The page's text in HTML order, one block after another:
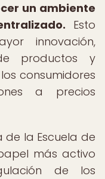
un ambiente
Esto
innovación,
productos y
consumidores
a precios
la Escuela de
más activo
de los